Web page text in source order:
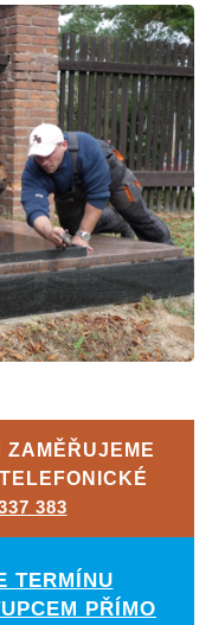
ZAMĚŘUJEME
383
TERMÍNU
PŘÍMO